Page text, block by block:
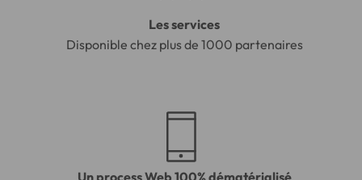
Les services
Disponible chez plus de 1000 partenaires
Un process Web 100% dématérialisé